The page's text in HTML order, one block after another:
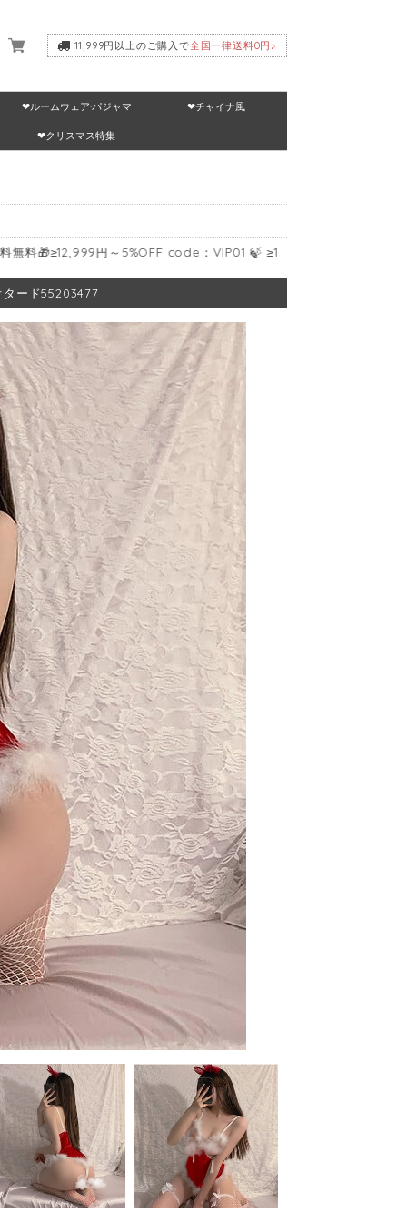
11,999円以上のご購入で全国一律送料0円♪
❤ルームウェア·パジャマ ❤チャイナ風
❤クリスマス特集
円～5%OFF code：VIP01 🍃 ≥17,999円～10%OFF code：
ード55203477